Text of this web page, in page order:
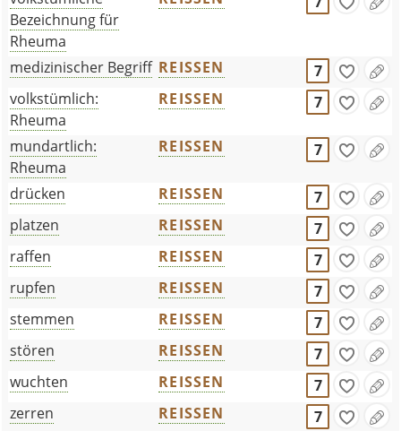
Bezeichnung für
Rheuma
medizinischer Begriff REISSEN
7
volkstümlich:
Rheuma
REISSEN 7
mundartlich:
Rheuma
REISSEN 7
drücken REISSEN
7
platzen
REISSEN
7
raffen
REISSEN
7
rupfen
REISSEN
7
stemmen
REISSEN
7
stören
REISSEN
7
wuchten
REISSEN
7
zerren
REISSEN
7